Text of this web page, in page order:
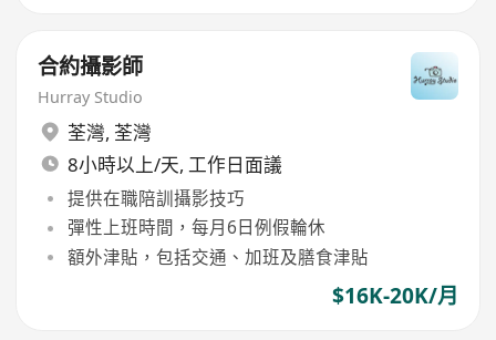
合約攝影師
Hurray Studio
荃灣, 荃灣
8小時以上/天, 工作日面議
提供在職陪訓攝影技巧
彈性上班時間，每月6日例假輪休
額外津貼，包括交通、加班及膳食津貼
$16K-20K/月